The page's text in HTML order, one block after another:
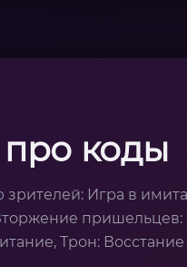
коды
Игра в
пришельцев:
Трон: Восстание